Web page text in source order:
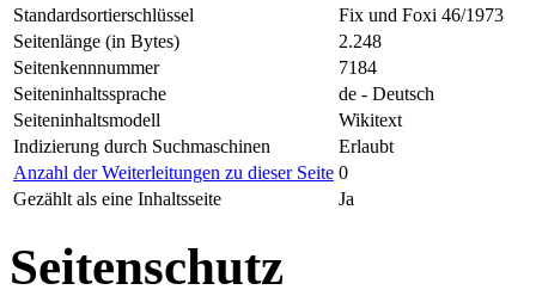
Standardsortierschlüssel
Fix und Foxi 46/1973
Seitenlänge (in Bytes)
2.248
Seitenkennnummer
7184
Seiteninhaltssprache
de - Deutsch
Seiteninhaltsmodell
Wikitext
Indizierung durch Suchmaschinen
Erlaubt
Anzahl der Weiterleitungen zu dieser Seite 0
Gezählt als eine Inhaltsseite
Ja
Seitenschutz